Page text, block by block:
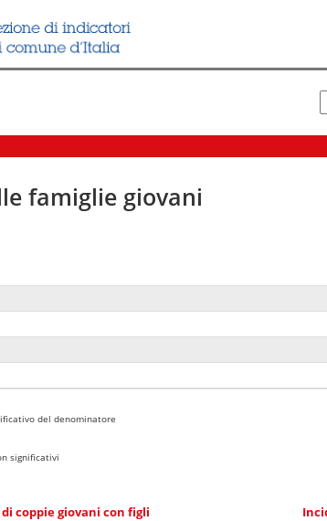
famiglie giovani
del denominatore
significativi
coppie giovani con figli